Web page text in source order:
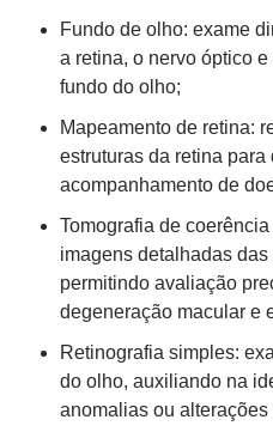
Fundo de olho: exame
a retina, o nervo óptico
fundo do olho;
Mapeamento de retina:
estruturas da retina para
acompanhamento de
Tomografia de
imagens detalhadas
permitindo avaliação
degeneração macular e
Retinografia simples:
do olho, auxiliando na
anomalias ou alterações